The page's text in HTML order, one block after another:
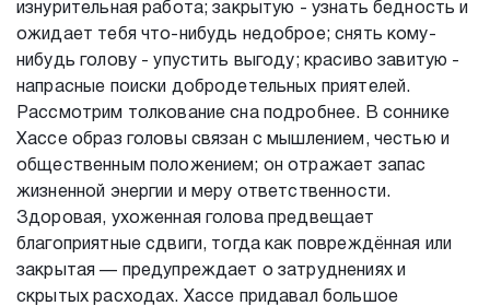
изнурительная работа; закрытую - узнать бедность и
ожидает тебя что-нибудь недоброе; снять кому-
нибудь голову - упустить выгоду; красиво завитую -
напрасные поиски добродетельных приятелей.
Рассмотрим толкование сна подробнее. В соннике
Хассе образ головы связан с мышлением, честью и
общественным положением; он отражает запас
жизненной энергии и меру ответственности.
Здоровая, ухоженная голова предвещает
благоприятные сдвиги, тогда как повреждённая или
закрытая — предупреждает о затруднениях и
скрытых расходах. Хассе придавал большое